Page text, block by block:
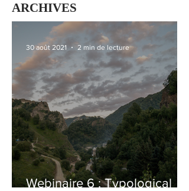
Webinaire 6 : Typological
30 août 2021 2 min de lecture
ARCHIVES